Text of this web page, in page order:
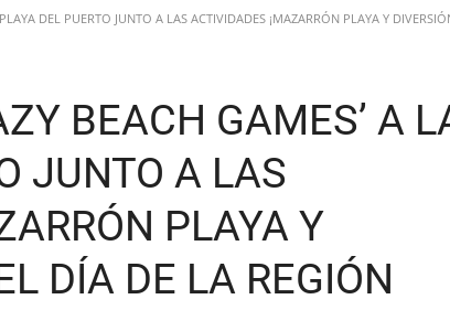
DEL PUERTO JUNTO A LAS ACTIVIDADES ¡MAZARRÓN PLAYA Y
BEACH GAMES’ A
JUNTO A LAS
PLAYA Y
DÍA DE LA REGIÓN